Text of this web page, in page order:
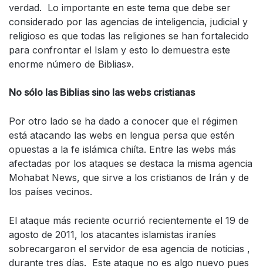
verdad. Lo importante en este tema que debe ser
considerado por las agencias de inteligencia, judicial y
religioso es que todas las religiones se han fortalecido
para confrontar el Islam y esto lo demuestra este
enorme número de Biblias».
No sólo las Biblias sino las webs cristianas
Por otro lado se ha dado a conocer que el régimen
está atacando las webs en lengua persa que estén
opuestas a la fe islámica chiíta. Entre las webs más
afectadas por los ataques se destaca la misma agencia
Mohabat News, que sirve a los cristianos de Irán y de
los países vecinos.
El ataque más reciente ocurrió recientemente el 19 de
agosto de 2011, los atacantes islamistas iraníes
sobrecargaron el servidor de esa agencia de noticias ,
durante tres días. Este ataque no es algo nuevo pues